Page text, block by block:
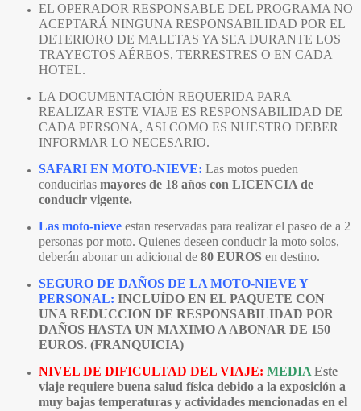
EL OPERADOR RESPONSABLE DEL PROGRAMA NO
ACEPTARÁ NINGUNA RESPONSABILIDAD POR EL
DETERIORO DE MALETAS YA SEA DURANTE LOS
TRAYECTOS AÉREOS, TERRESTRES O EN CADA
HOTEL.
LA DOCUMENTACIÓN REQUERIDA PARA
REALIZAR ESTE VIAJE ES RESPONSABILIDAD DE
CADA PERSONA, ASI COMO ES NUESTRO DEBER
INFORMAR LO NECESARIO.
SAFARI EN MOTO-NIEVE: Las motos pueden
conducirlas mayores de 18 años con LICENCIA de
conducir vigente.
Las moto-nieve estan reservadas para realizar el paseo de a 2
personas por moto. Quienes deseen conducir la moto solos,
deberán abonar un adicional de 80 EUROS en destino.
SEGURO DE DAÑOS DE LA MOTO-NIEVE Y
PERSONAL: INCLUÍDO EN EL PAQUETE CON
UNA REDUCCION DE RESPONSABILIDAD POR
DAÑOS HASTA UN MAXIMO A ABONAR DE 150
EUROS. (FRANQUICIA)
NIVEL DE DIFICULTAD DEL VIAJE: MEDIA Este
viaje requiere buena salud física debido a la exposición a
muy bajas temperaturas y actividades mencionadas en el